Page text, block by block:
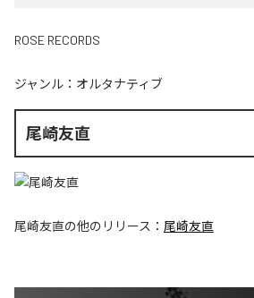
ROSE RECORDS
ジャンル： オルタナティブ
尾崎友直
尾崎友直の他のリリース： 尾崎友直